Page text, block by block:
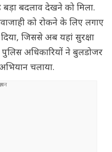
बदलाव देखने को मिला.
को रोकने के लिए लगाए
जिससे अब यहां सुरक्षा
अधिकारियों ने बुलडोजर
चलाया.